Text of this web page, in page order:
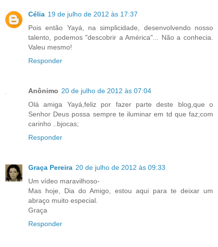
Célia 19 de julho de 2012 às 17:37
Pois então Yayá, na simplicidade, desenvolvendo nosso
talento, podemos "descobrir a América"... Não a conhecia.
Valeu mesmo!
Responder
Anônimo 20 de julho de 2012 às 07:04
Olá amiga Yayá,feliz por fazer parte deste blog,que o
Senhor Deus possa sempre te iluminar em td que faz;com
carinho ..bjocas;
Responder
Graça Pereira 20 de julho de 2012 às 09:33
Um vídeo maravilhoso-
Mas hoje, Dia do Amigo, estou aqui para te deixar um
abraço muito especial.
Graça
Responder